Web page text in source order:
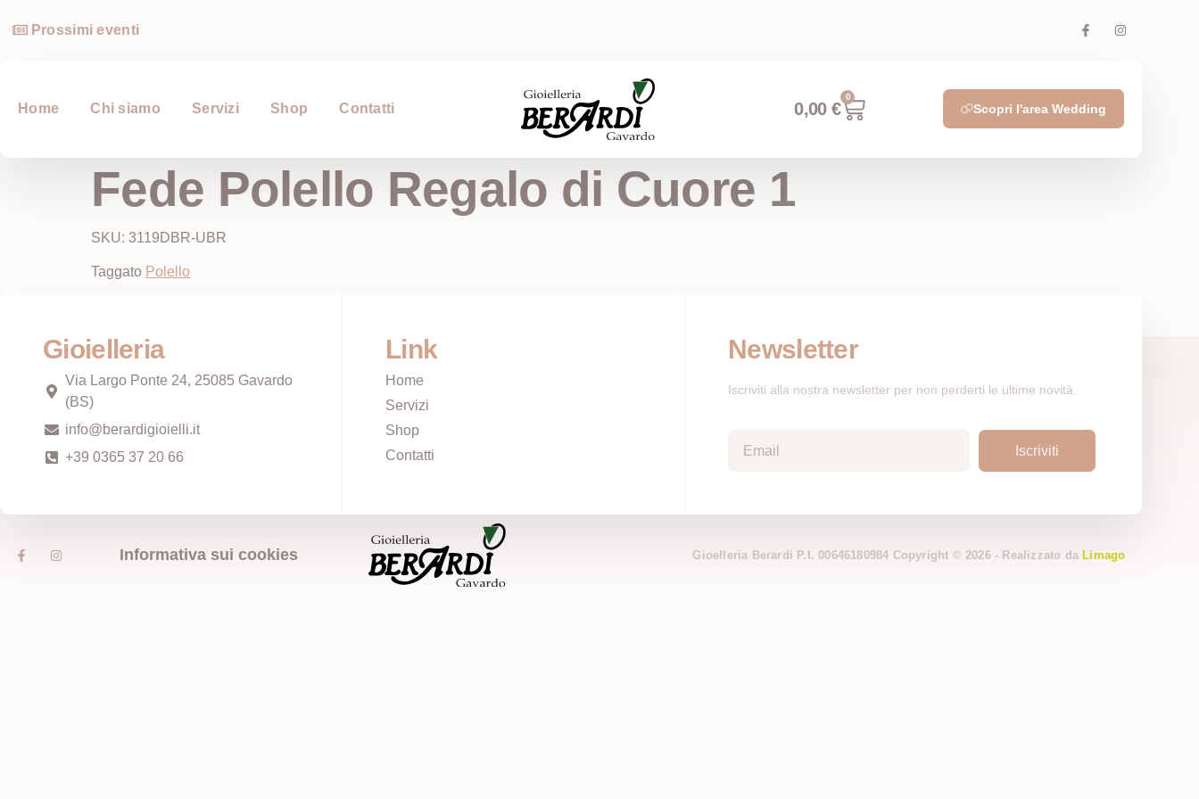
Prossimi eventi
Home Chi siamo Servizi Shop Contatti 0,00 €
0
Scopri l'area Wedding
Fede Polello Regalo di Cuore 1
SKU: 3119DBR-UBR
Taggato Polello
Gioielleria
Via Largo Ponte 24, 25085 Gavardo
(BS)
info@berardigioielli.it
+39 0365 37 20 66
Link
Home
Servizi
Shop
Contatti
Newsletter
Iscriviti alla nostra newsletter per non perderti le ultime novità.
Iscriviti
Informativa sui cookies Gioelleria Berardi P.I. 00646180984 Copyright © 2026 - Realizzato da Limago